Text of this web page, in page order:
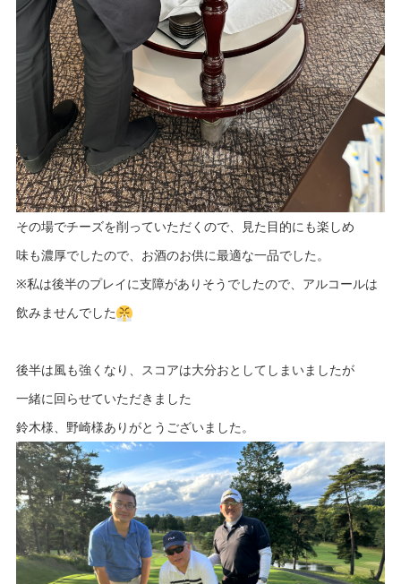
その場でチーズを削っていただくので、見た目的にも楽しめ
味も濃厚でしたので、お酒のお供に最適な一品でした。
※私は後半のプレイに支障がありそうでしたので、アルコールは
飲みませんでした
後半は風も強くなり、スコアは大分おとしてしまいましたが
一緒に回らせていただきました
鈴木様、野崎様ありがとうございました。